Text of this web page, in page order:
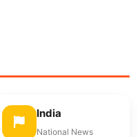
India
National News